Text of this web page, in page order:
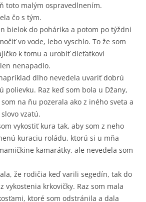
toto malým ospravedlnením.
čo s tým.
bielok do pohárika a potom po týždni
vo vode, lebo vyschlo. To že som
k tomu a urobiť dieťatkovi
nenapadlo.
dlho nevedela uvariť dobrú
polievku. Raz keď som bola u Džany,
na ňu pozerala ako z iného sveta a
vzatú.
vykostiť kura tak, aby som z neho
kuraciu roládu, ktorú si u mňa
kamarátky, ale nevedela som
že rodičia keď varili segedín, tak do
vykostenia krkovičky. Raz som mala
ktoré som odstránila a dala